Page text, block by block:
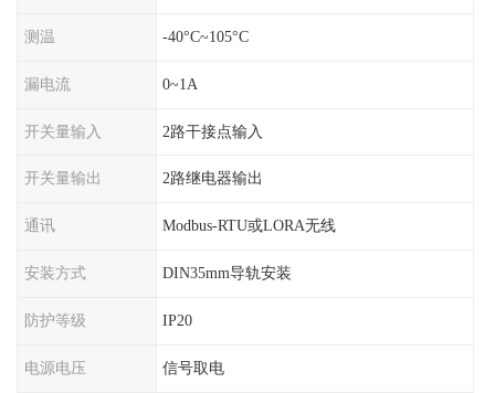
测温 -40°C~105°C
漏电流 0~1A
开关量输入 2路干接点输入
开关量输出 2路继电器输出
通讯 Modbus-RTU或LORA无线
安装方式 DIN35mm导轨安装
防护等级 IP20
电源电压 信号取电